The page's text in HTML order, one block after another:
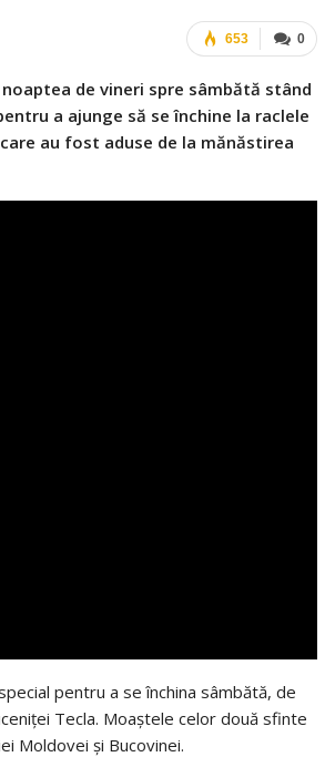
0
653
de vineri spre sâmbătă stând
a ajunge să se închine la raclele
au fost aduse de la mănăstirea
pentru a se închina sâmbătă, de
Tecla. Moaștele celor două sfinte
Moldovei și Bucovinei.